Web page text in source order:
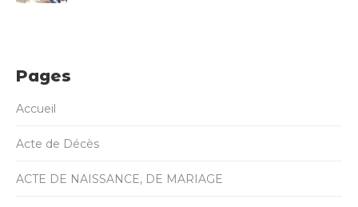
Pages
Accueil
Acte de Décès
ACTE DE NAISSANCE, DE MARIAGE